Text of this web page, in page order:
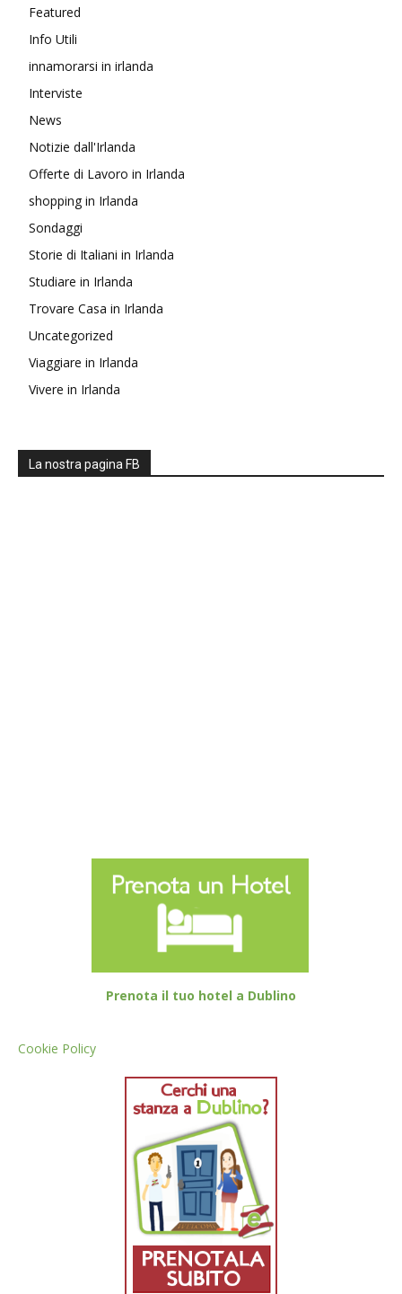
Featured
Info Utili
innamorarsi in irlanda
Interviste
News
Notizie dall'Irlanda
Offerte di Lavoro in Irlanda
shopping in Irlanda
Sondaggi
Storie di Italiani in Irlanda
Studiare in Irlanda
Trovare Casa in Irlanda
Uncategorized
Viaggiare in Irlanda
Vivere in Irlanda
La nostra pagina FB
Prenota il tuo hotel a Dublino
Cookie Policy